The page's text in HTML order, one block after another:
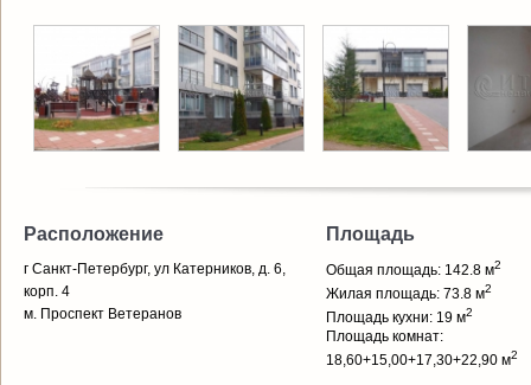
Расположение
г Санкт-Петербург, ул Катерников, д. 6,
корп. 4
м. Проспект Ветеранов
Площадь
Общая площадь: 142.8 м2
Жилая площадь: 73.8 м2
Площадь кухни: 19 м2
Площадь комнат:
18,60+15,00+17,30+22,90 м2